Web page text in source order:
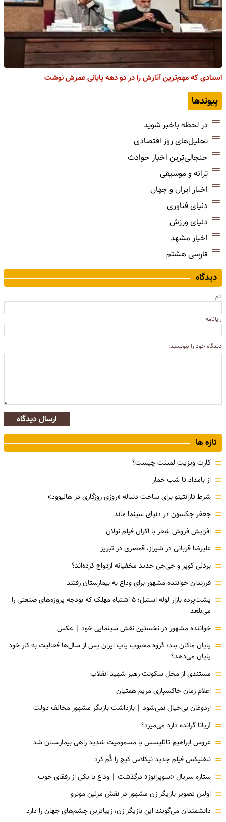
استادی که مهم‌ترین آثارش را در دو دهه پایانی عمرش نوشت
پیوندها
در لحظه باخبر شوید
تحلیل‌های روز اقتصادی
جنجالی‌ترین اخبار حوادث
ترانه و موسیقی
اخبار ایران و جهان
دنیای فناوری
دنیای ورزش
اخبار مشهد
فارسی هشتم
دیدگاه
نام
رایانامه
دیدگاه خود را بنویسید:
ارسال دیدگاه
تازه ها
= کارت ویزیت لمینت چیست؟
= از بامداد تا شب خمار
= شرط تارانتینو برای ساخت دنباله «روزی روزگاری در هالیوود»
= جعفر جکسون در دنیای سینما ماند
= افزایش فروش شعر با اکران فیلم نولان
= علیرضا قربانی در شیراز، قمصری در تبریز
= بردلی کوپر و جی‌جی حدید مخفیانه ازدواج کرده‌اند؟
= فرزندان خواننده مشهور برای وداع به بیمارستان رفتند
=
پشت‌پرده بازار لوله استیل؛ ۵ اشتباه مهلک که بودجه پروژه‌های صنعتی را
می‌بلعد
= خواننده مشهور در نخستین نقش سینمایی خود |‌ عکس
= پایان ماکان بند؛ گروه محبوب پاپ ایران پس از سال‌ها فعالیت به کار خود
پایان می‌دهد؟
= مستندی از محل سکونت رهبر شهید انقلاب
= اعلام زمان خاکسپاری مریم همتیان
= اردوغان بی‌خیال نمی‌شود | بازداشت بازیگر مشهور مخالف دولت
= آریانا گرانده دارد می‌میرد؟
= عروس ابراهیم تاتلیسس با مسمومیت شدید راهی بیمارستان شد
= نتفلیکس فیلم جدید نیکلاس کیج را گُم کرد
= ستاره سریال «سوپرانوز» درگذشت | وداع با یکی از رفقای خوب
= اولین تصویر بازیگر زن مشهور در نقش مرلین مونرو
= دانشمندان می‌گویند این بازیگر زن، زیباترین چشم‌های جهان را دارد